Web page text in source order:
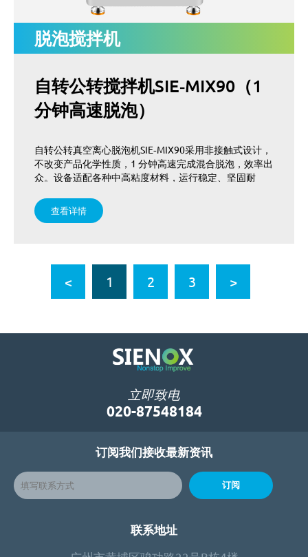
脱泡搅拌机
自转公转搅拌机SIE‑MIX90（1
分钟高速脱泡）
自转公转真空离心脱泡机SIE‑MIX90采用非接触式设计，
不改变产品化学性质，1 分钟高速完成混合脱泡，效率出
众。设备适配各种中高粘度材料，运行稳定、坚固耐
查看详情
< 1 2 3 >
立即致电
020-87548184
订阅我们接收最新资讯
订阅
联系地址